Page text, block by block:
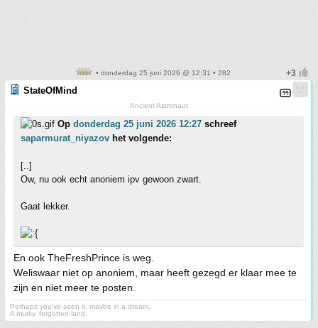
• donderdag 25 juni 2026 @ 12:31 • 282
StateOfMind
Ancient Astronaut
Op donderdag 25 juni 2026 12:27 schreef
saparmurat_niyazov het volgende:
[..]
Ow, nu ook echt anoniem ipv gewoon zwart.
Gaat lekker.
En ook TheFreshPrince is weg.
Weliswaar niet op anoniem, maar heeft gezegd er klaar mee te
zijn en niet meer te posten.
Perhaps you've seen it, maybe in a dream.
A murky, forgotten land.